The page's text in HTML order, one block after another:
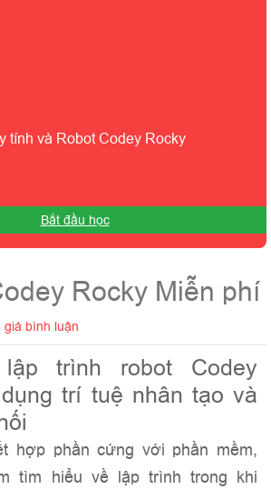
tính và Robot Codey Rocky
Bắt đầu học
Rocky Miễn phí
bình luận
trình robot Codey
trí tuệ nhân tạo và
hợp phần cứng với phần mềm,
tìm hiểu về lập trình trong khi